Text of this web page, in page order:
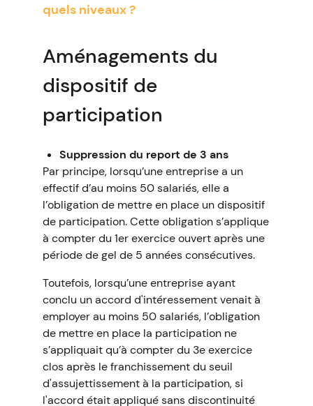
quels niveaux ?
Aménagements du
dispositif de
participation
Suppression du report de 3 ans
Par principe, lorsqu’une entreprise a un
effectif d’au moins 50 salariés, elle a
l’obligation de mettre en place un dispositif
de participation. Cette obligation s’applique
à compter du 1er exercice ouvert après une
période de gel de 5 années consécutives.
Toutefois, lorsqu’une entreprise ayant
conclu un accord d'intéressement venait à
employer au moins 50 salariés, l’obligation
de mettre en place la participation ne
s’appliquait qu’à compter du 3e exercice
clos après le franchissement du seuil
d'assujettissement à la participation, si
l'accord était appliqué sans discontinuité